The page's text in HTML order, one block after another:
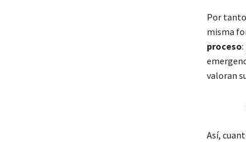
Por
misma
proceso
valoran
Así,